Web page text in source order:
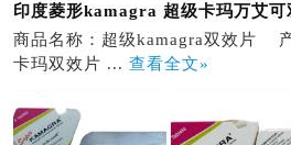
印度菱形kamagra 超级卡玛万艾可
商品名称：超级kamagra双效片
卡玛双效片 ... 查看全文»